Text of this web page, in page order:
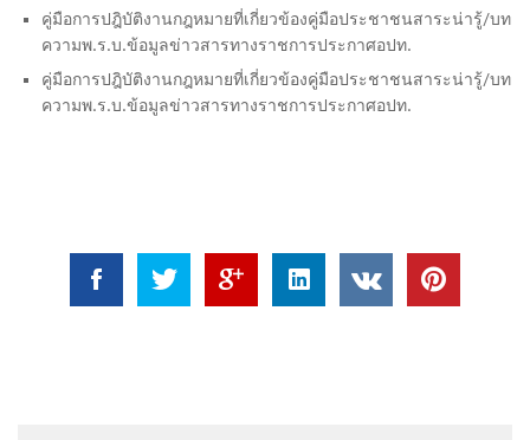
คู่มือการปฎิบัติงานกฎหมายที่เกี่ยวข้องคู่มือประชาชนสาระน่ารู้/บท
ความพ.ร.บ.ข้อมูลข่าวสารทางราชการประกาศอปท.
คู่มือการปฎิบัติงานกฎหมายที่เกี่ยวข้องคู่มือประชาชนสาระน่ารู้/บท
ความพ.ร.บ.ข้อมูลข่าวสารทางราชการประกาศอปท.